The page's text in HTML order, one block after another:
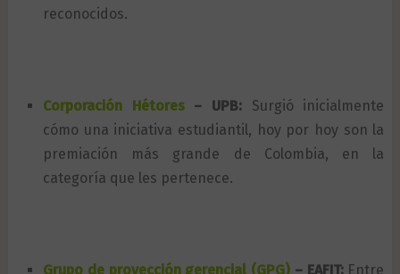
reconocidos.
Corporación Hétores– UPB: Surgió inicialmente
cómo una iniciativa estudiantil, hoy por hoy son la
premiación más grande de Colombia, en la
categoría que les pertenece.
Grupo de proyección gerencial (GPG) – EAFIT:Entre